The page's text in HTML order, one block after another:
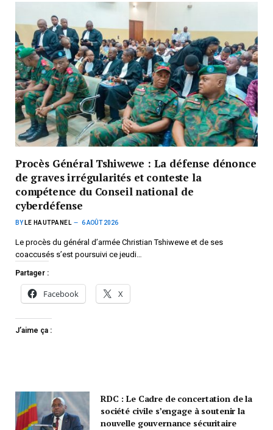
Procès Général Tshiwewe : La défense dénonce
de graves irrégularités et conteste la
compétence du Conseil national de
cyberdéfense
BY LE HAUTPANEL 6 AOÛT 2026
Le procès du général d’armée Christian Tshiwewe et de ses
coaccusés s’est poursuivi ce jeudi…
Partager :
Facebook X
J’aime ça :
RDC : Le Cadre de concertation de la
société civile s’engage à soutenir la
nouvelle gouvernance sécuritaire